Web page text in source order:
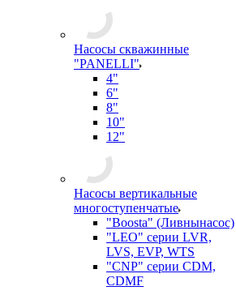
Насосы скважинные
"PANELLI"
4"
6"
8"
10"
12"
Насосы вертикальные
многоступенчатые
"Boosta" (Ливнынасос)
"LEO" серии LVR,
LVS, EVP, WTS
"CNP" серии CDM,
CDMF